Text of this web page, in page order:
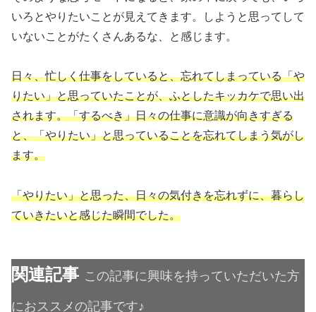
いろとやりたいことが見えてきます。しようと思ってして
いないことがたくさんあるな、と感じます。
日々、忙しく仕事をしていると、忘れてしまっている「や
りたい」と思っていたことが、ふとしたキッカケで思い出
されます。「するべき」日々の仕事に意識が向きすぎる
と、「やりたい」と思っていることを忘れてしまう気がし
ます。
「やりたい」と思った、日々の気付きを忘れずに、暮らし
ていきたいと感じた瞬間でした。
関連記事 この記事に興味を持っていただいた方
におススメの記事です♪